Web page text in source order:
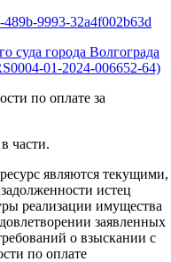
9993-32a4f002b63d
суда города Волгограда
01-2024-006652-64)
по оплате за
части.
являются текущими,
истец
реализации имущества
заявленных
о взыскании с
по оплате